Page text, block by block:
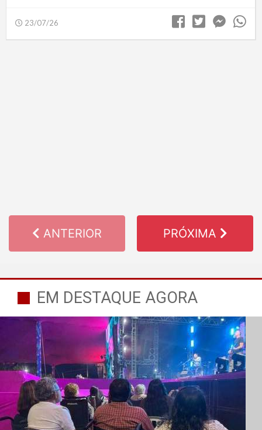
23/07/26
ANTERIOR PRÓXIMA
EM DESTAQUE AGORA